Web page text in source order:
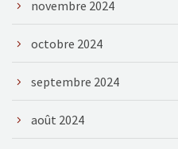
novembre 2024
octobre 2024
septembre 2024
août 2024